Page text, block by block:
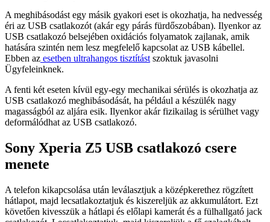
A meghibásodást egy másik gyakori eset is okozhatja, ha nedvesség
éri az USB csatlakozót (akár egy párás fürdőszobában). Ilyenkor az
USB csatlakozó belsejében oxidációs folyamatok zajlanak, amik
hatására szintén nem lesz megfelelő kapcsolat az USB kábellel.
Ebben az esetben ultrahangos tisztítást szoktuk javasolni
Ügyfeleinknek.
A fenti két eseten kívül egy-egy mechanikai sérülés is okozhatja az
USB csatlakozó meghibásodását, ha például a készülék nagy
magasságból az aljára esik. Ilyenkor akár fizikailag is sérülhet vagy
deformálódhat az USB csatlakozó.
Sony Xperia Z5 USB csatlakozó csere
menete
A telefon kikapcsolása után leválasztjuk a középkerethez rögzített
hátlapot, majd lecsatlakoztatjuk és kiszereljük az akkumulátort. Ezt
követően kivesszük a hátlapi és előlapi kamerát és a fülhallgató jack